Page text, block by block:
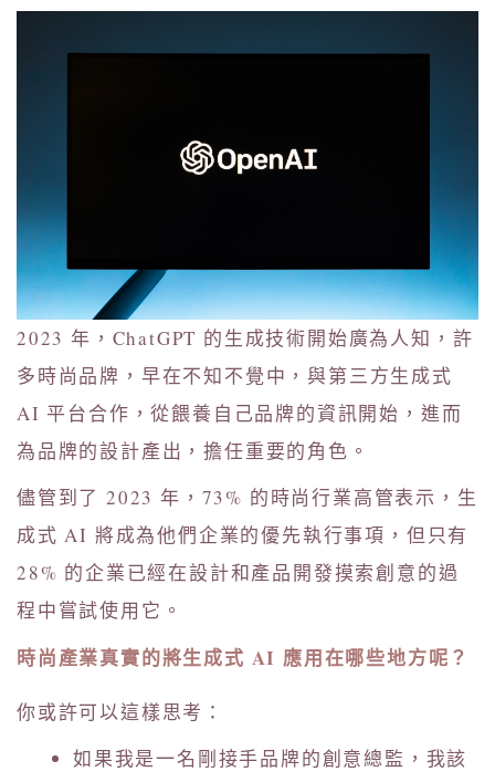
2023 年，ChatGPT 的生成技術開始廣為人知，許
多時尚品牌，早在不知不覺中，與第三方生成式
AI 平台合作，從餵養自己品牌的資訊開始，進而
為品牌的設計產出，擔任重要的角色。
儘管到了 2023 年，73% 的時尚行業高管表示，生
成式 AI 將成為他們企業的優先執行事項，但只有
28% 的企業已經在設計和產品開發摸索創意的過
程中嘗試使用它。
時尚產業真實的將生成式 AI 應用在哪些地方呢？
你或許可以這樣思考：
如果我是一名剛接手品牌的創意總監，我該